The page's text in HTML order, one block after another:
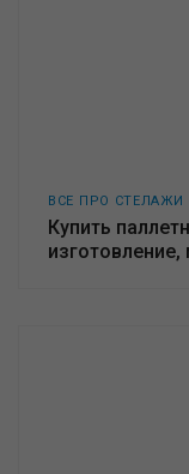
ВСЕ ПРО СТЕЛАЖИ
Купить